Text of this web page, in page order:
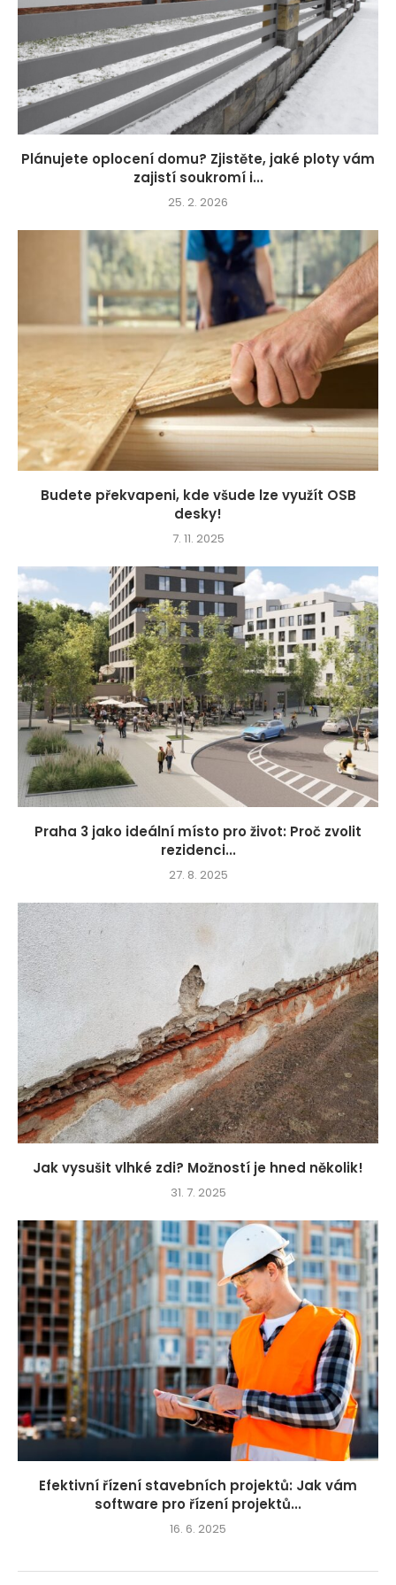
Plánujete oplocení domu? Zjistěte, jaké ploty vám
zajistí soukromí i...
25. 2. 2026
Budete překvapeni, kde všude lze využít OSB
desky!
7. 11. 2025
Praha 3 jako ideální místo pro život: Proč zvolit
rezidenci...
27. 8. 2025
Jak vysušit vlhké zdi? Možností je hned několik!
31. 7. 2025
Efektivní řízení stavebních projektů: Jak vám
software pro řízení projektů...
16. 6. 2025